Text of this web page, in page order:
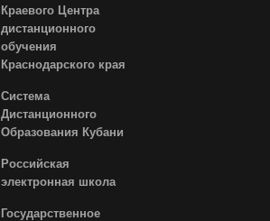
Краевого Центра
дистанционного
обучения
Краснодарского края
Система
Дистанционного
Образования Кубани
Российская
электронная школа
Государственное